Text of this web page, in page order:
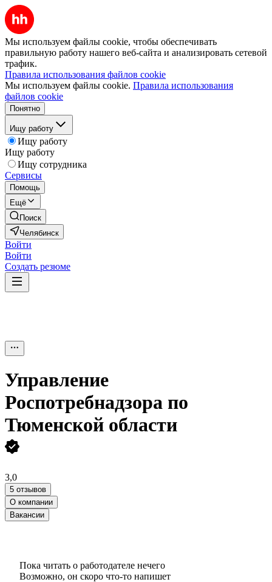
Мы используем файлы cookie, чтобы обеспечивать
правильную работу нашего веб-сайта и анализировать сетевой
трафик.
Правила использования файлов cookie
Мы используем файлы cookie. Правила использования
файлов cookie
Понятно
Ищу работу
Ищу работу
Ищу работу
Ищу сотрудника
Сервисы
Помощь
Ещё
Поиск
Челябинск
Войти
Войти
Создать резюме
Управление
Роспотребнадзора по
Тюменской области
3,0
5 отзывов
О компании
Вакансии
Пока читать о работодателе нечего
Возможно, он скоро что‑то напишет